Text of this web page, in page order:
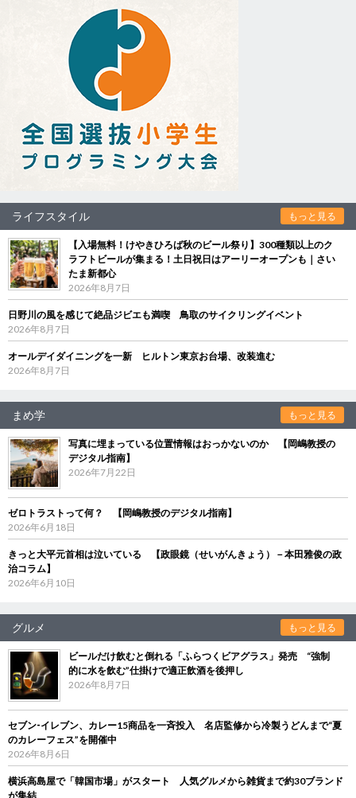
ライフスタイル もっと見る
【入場無料！けやきひろば秋のビール祭り】300種類以上のク
ラフトビールが集まる！土日祝日はアーリーオープンも｜さい
たま新都心
2026年8月7日
日野川の風を感じて絶品ジビエも満喫 鳥取のサイクリングイベント
2026年8月7日
オールデイダイニングを一新 ヒルトン東京お台場、改装進む
2026年8月7日
まめ学 もっと見る
写真に埋まっている位置情報はおっかないのか 【岡嶋教授の
デジタル指南】
2026年7月22日
ゼロトラストって何？ 【岡嶋教授のデジタル指南】
2026年6月18日
きっと大平元首相は泣いている 【政眼鏡（せいがんきょう）－本田雅俊の政
治コラム】
2026年6月10日
グルメ もっと見る
ビールだけ飲むと倒れる「ふらつくビアグラス」発売 “強制
的に水を飲む”仕掛けで適正飲酒を後押し
2026年8月7日
セブン‐イレブン、カレー15商品を一斉投入 名店監修から冷製うどんまで“夏
のカレーフェス”を開催中
2026年8月6日
横浜高島屋で「韓国市場」がスタート 人気グルメから雑貨まで約30ブランド
が集結